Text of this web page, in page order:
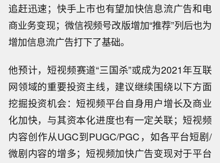
追赶迅速；快手上市也有望加快信息流广告和电
商业务变现；微信视频号改版增加“推荐”列后也为
增加信息流广告打下了基础。
他预计，短视频赛道“三国杀”或成为2021年互联
网领域的重要投资主线，建议继续围绕以下方面
挖掘投资机会：短视频平台自身用户增长及商业
化加快，与其资本化进度也有一定关联；短视频
内容创作从UGC到PUGC/PGC，如各平台短剧/
微剧内容的增多；短视频加快广告变现对于平台